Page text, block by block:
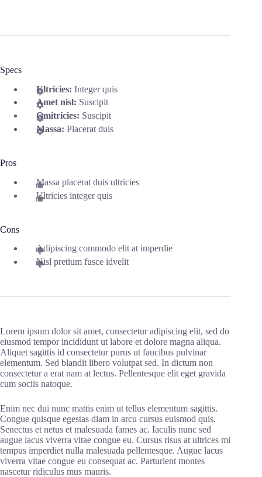
Specs
Ultricies: Integer quis
Amet nisl: Suscipit
Omitricies: Suscipit
Massa: Placerat duis
Pros
Massa placerat duis ultricies
Ultricies integer quis
Cons
Adipiscing commodo elit at imperdie
Nisl pretium fusce idvelit
Lorem ipsum dolor sit amet, consectetur adipiscing elit, sed do
eiusmod tempor incididunt ut labore et dolore magna aliqua.
Aliquet sagittis id consectetur purus ut faucibus pulvinar
elementum. Sed blandit libero volutpat sed. In dictum non
consectetur a erat nam at lectus. Pellentesque elit eget gravida
cum sociis natoque.
Enim nec dui nunc mattis enim ut tellus elementum sagittis.
Congue quisque egestas diam in arcu cursus euismod quis.
Senectus et netus et malesuada fames ac. Iaculis nunc sed
augue lacus viverra vitae congue eu. Cursus risus at ultrices mi
tempus imperdiet nulla malesuada pellentesque. Augue lacus
viverra vitae congue eu consequat ac. Parturient montes
nascetur ridiculus mus mauris.